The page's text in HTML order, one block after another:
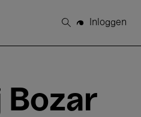
Zoeken
Inloggen
Bozar